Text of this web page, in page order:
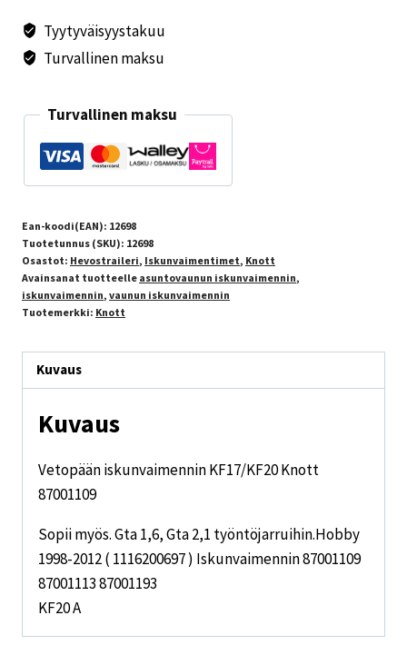
Tyytyväisyystakuu
Turvallinen maksu
Turvallinen maksu
Ean-koodi(EAN): 12698
Tuotetunnus (SKU): 12698
Osastot: Hevostraileri, Iskunvaimentimet, Knott
Avainsanat tuotteelle asuntovaunun iskunvaimennin,
iskunvaimennin, vaunun iskunvaimennin
Tuotemerkki: Knott
Kuvaus
Kuvaus
Vetopään iskunvaimennin KF17/KF20 Knott
87001109
Sopii myös. Gta 1,6, Gta 2,1 työntöjarruihin.Hobby
1998-2012 ( 1116200697 ) Iskunvaimennin 87001109
87001113 87001193
KF20 A